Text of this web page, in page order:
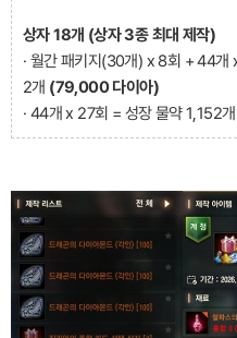
상자 18개 (상자 3종 최대 제작)
· 월간 패키지(30개) x 8회 + 44개
2개 (79,000 다이아)
· 44개 x 27회 = 성장 물약 1,152